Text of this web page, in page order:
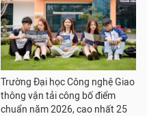
Trường Đại học Công nghệ Giao
thông vận tải công bố điểm
chuẩn năm 2026, cao nhất 25